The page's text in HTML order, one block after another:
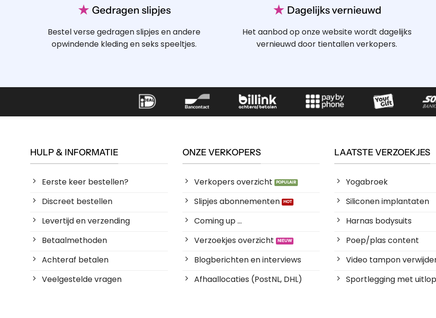
★ Gedragen slipjes
Bestel verse gedragen slipjes en andere
opwindende kleding en seks speeltjes.
★ Dagelijks vernieuwd
Het aanbod op onze website wordt dagelijks
vernieuwd door tientallen verkopers.
HULP & INFORMATIE
Eerste keer bestellen?
Discreet bestellen
Levertijd en verzending
Betaalmethoden
Achteraf betalen
Veelgestelde vragen
ONZE VERKOPERS
Verkopers overzicht
Slipjes abonnementen
Coming up ...
Verzoekjes overzicht
Blogberichten en interviews
Afhaallocaties (PostNL, DHL)
LAATSTE VERZOEKJES
Yogabroek
Siliconen implantaten
Harnas bodysuits
Poep/plas content
Video tampon
Sportlegging met